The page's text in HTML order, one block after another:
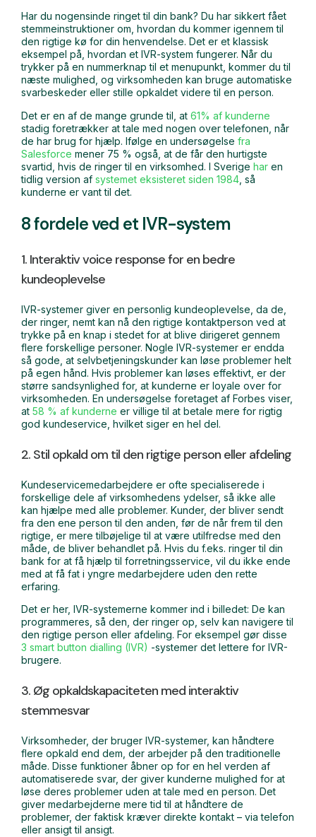
Har du nogensinde ringet til din bank? Du har sikkert fået
stemmeinstruktioner om, hvordan du kommer igennem til
den rigtige kø for din henvendelse. Det er et klassisk
eksempel på, hvordan et IVR-system fungerer. Når du
trykker på en nummerknap til et menupunkt, kommer du til
næste mulighed, og virksomheden kan bruge automatiske
svarbeskeder eller stille opkaldet videre til en person.
Det er en af de mange grunde til, at 61% af kunderne
stadig foretrækker at tale med nogen over telefonen, når
de har brug for hjælp. Ifølge en undersøgelse fra
Salesforce mener 75 % også, at de får den hurtigste
svartid, hvis de ringer til en virksomhed. I Sverige har en
tidlig version af systemet eksisteret siden 1984 , så
kunderne er vant til det.
8 fordele ved et IVR-system
1. Interaktiv voice response for en bedre
kundeoplevelse
IVR-systemer giver en personlig kundeoplevelse, da de,
der ringer, nemt kan nå den rigtige kontaktperson ved at
trykke på en knap i stedet for at blive dirigeret gennem
flere forskellige personer. Nogle IVR-systemer er endda
så gode, at selvbetjeningskunder kan løse problemer helt
på egen hånd. Hvis problemer kan løses effektivt, er der
større sandsynlighed for, at kunderne er loyale over for
virksomheden. En undersøgelse foretaget af Forbes viser,
at 58 % af kunderne er villige til at betale mere for rigtig
god kundeservice, hvilket siger en hel del.
2. Stil opkald om til den rigtige person eller afdeling
Kundeservicemedarbejdere er ofte specialiserede i
forskellige dele af virksomhedens ydelser, så ikke alle
kan hjælpe med alle problemer. Kunder, der bliver sendt
fra den ene person til den anden, før de når frem til den
rigtige, er mere tilbøjelige til at være utilfredse med den
måde, de bliver behandlet på. Hvis du f.eks. ringer til din
bank for at få hjælp til forretningsservice, vil du ikke ende
med at få fat i yngre medarbejdere uden den rette
erfaring.
Det er her, IVR-systemerne kommer ind i billedet: De kan
programmeres, så den, der ringer op, selv kan navigere til
den rigtige person eller afdeling. For eksempel gør disse
3 smart button dialling (IVR) -systemer det lettere for IVR-
brugere.
3. Øg opkaldskapaciteten med interaktiv
stemmesvar
Virksomheder, der bruger IVR-systemer, kan håndtere
flere opkald end dem, der arbejder på den traditionelle
måde. Disse funktioner åbner op for en hel verden af
automatiserede svar, der giver kunderne mulighed for at
løse deres problemer uden at tale med en person. Det
giver medarbejderne mere tid til at håndtere de
problemer, der faktisk kræver direkte kontakt – via telefon
eller ansigt til ansigt.